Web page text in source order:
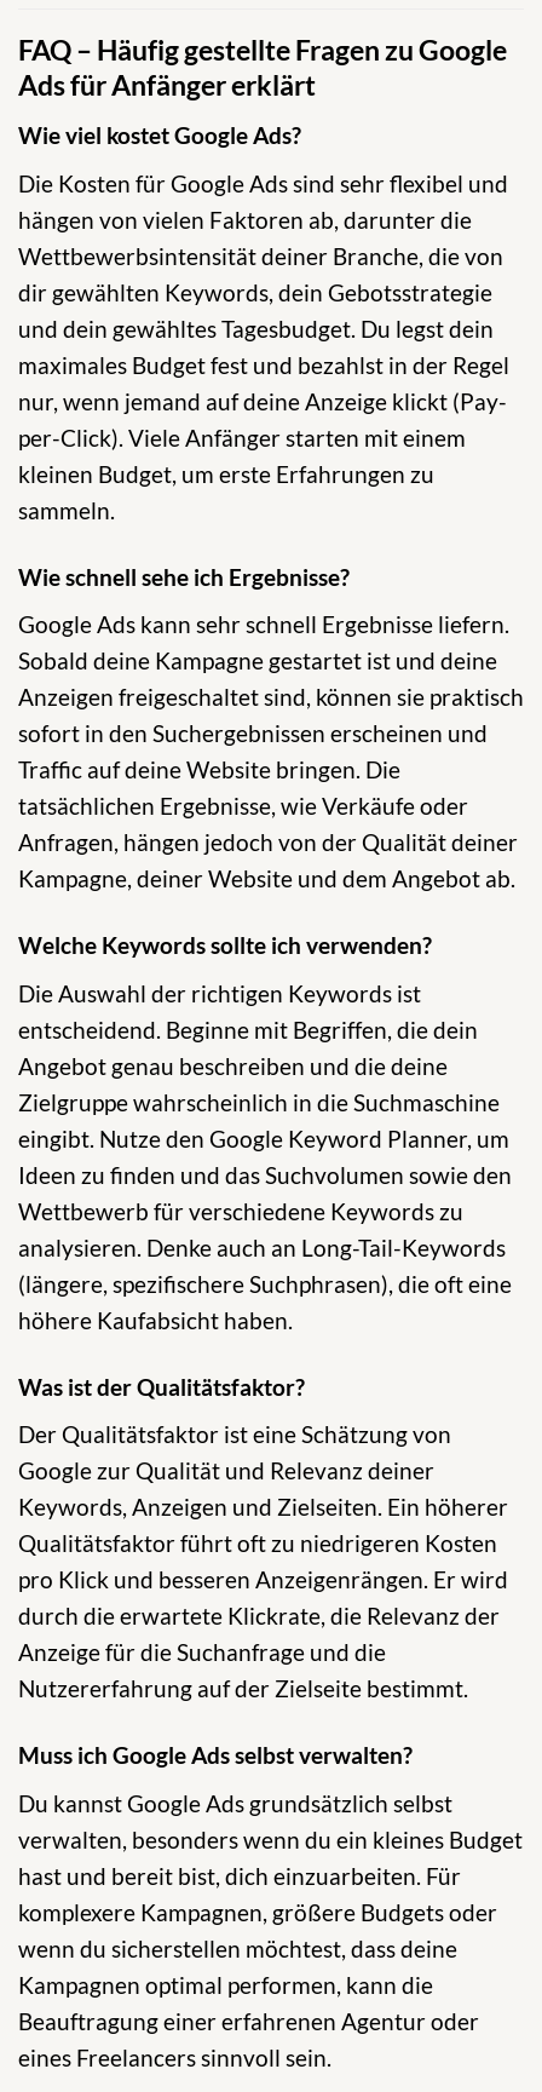
FAQ – Häufig gestellte Fragen zu Google
Ads für Anfänger erklärt
Wie viel kostet Google Ads?
Die Kosten für Google Ads sind sehr flexibel und
hängen von vielen Faktoren ab, darunter die
Wettbewerbsintensität deiner Branche, die von
dir gewählten Keywords, dein Gebotsstrategie
und dein gewähltes Tagesbudget. Du legst dein
maximales Budget fest und bezahlst in der Regel
nur, wenn jemand auf deine Anzeige klickt (Pay-
per-Click). Viele Anfänger starten mit einem
kleinen Budget, um erste Erfahrungen zu
sammeln.
Wie schnell sehe ich Ergebnisse?
Google Ads kann sehr schnell Ergebnisse liefern.
Sobald deine Kampagne gestartet ist und deine
Anzeigen freigeschaltet sind, können sie praktisch
sofort in den Suchergebnissen erscheinen und
Traffic auf deine Website bringen. Die
tatsächlichen Ergebnisse, wie Verkäufe oder
Anfragen, hängen jedoch von der Qualität deiner
Kampagne, deiner Website und dem Angebot ab.
Welche Keywords sollte ich verwenden?
Die Auswahl der richtigen Keywords ist
entscheidend. Beginne mit Begriffen, die dein
Angebot genau beschreiben und die deine
Zielgruppe wahrscheinlich in die Suchmaschine
eingibt. Nutze den Google Keyword Planner, um
Ideen zu finden und das Suchvolumen sowie den
Wettbewerb für verschiedene Keywords zu
analysieren. Denke auch an Long-Tail-Keywords
(längere, spezifischere Suchphrasen), die oft eine
höhere Kaufabsicht haben.
Was ist der Qualitätsfaktor?
Der Qualitätsfaktor ist eine Schätzung von
Google zur Qualität und Relevanz deiner
Keywords, Anzeigen und Zielseiten. Ein höherer
Qualitätsfaktor führt oft zu niedrigeren Kosten
pro Klick und besseren Anzeigenrängen. Er wird
durch die erwartete Klickrate, die Relevanz der
Anzeige für die Suchanfrage und die
Nutzererfahrung auf der Zielseite bestimmt.
Muss ich Google Ads selbst verwalten?
Du kannst Google Ads grundsätzlich selbst
verwalten, besonders wenn du ein kleines Budget
hast und bereit bist, dich einzuarbeiten. Für
komplexere Kampagnen, größere Budgets oder
wenn du sicherstellen möchtest, dass deine
Kampagnen optimal performen, kann die
Beauftragung einer erfahrenen Agentur oder
eines Freelancers sinnvoll sein.